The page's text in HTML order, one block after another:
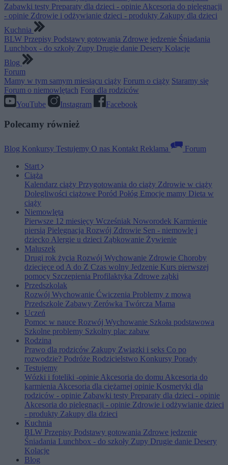
Zabawki testy Preparaty dla dzieci - opinie Akcesoria do pielęgnacji
- opinie Zdrowie i odżywianie dzieci - produkty Zakupy dla dzieci
Kuchnia
BLW Przepisy Podstawy gotowania Zdrowe jedzenie Śniadania
Lunchbox - do szkoły Zupy Drugie danie Desery Kolacje
Blog
Forum
Mamy w tym samym miesiącu ciąży Forum o ciąży Staramy się
Forum o niemowlętach Fora dla rodziców
YouTube
Instagram Facebook
Polecamy również
Blog Konkursy Testujemy O nas Kontakt Reklama
Forum
Start
Ciąża
Kalendarz ciąży Przygotowania do ciąży Zdrowie w ciąży
Dolegliwości ciążowe Poród Połóg Emocje mamy Dieta w
ciąży
Niemowlęta
Pierwsze 12 miesięcy Wcześniak Noworodek Karmienie
piersią Pielęgnacja Rozwój Zdrowie Sen - niemowlę i
dziecko Alergie u dzieci Ząbkowanie Żywienie
Maluszek
Drugi rok życia Rozwój Wychowanie Zdrowie Choroby
dziecięce od A do Z Czas wolny Jedzenie Kurs pierwszej
pomocy Szczepienia Profilaktyka Zdrowe ząbki
Przedszkolak
Rozwój Wychowanie Ćwiczenia Problemy z mową
Przedszkole Zabawy Zerówka Twórcza Mama
Uczeń
Pomoc w nauce Rozwój Wychowanie Szkoła podstawowa
Szkolne problemy Szkolny plac zabaw
Rodzina
Prawo dla rodziców Zakupy Związki i seks Co po
rozwodzie? Podróże Rodzicielstwo Konkursy Porady
Testujemy
Wózki i foteliki -opinieAkcesoria do domu Akcesoria do
karmieniaAkcesoria dla ciężarnej opinie Kosmetyki dla
rodziców - opinie Zabawki testy Preparaty dla dzieci - opinie
Akcesoria do pielęgnacji - opinie Zdrowie i odżywianie dzieci
- produkty Zakupy dla dzieci
Kuchnia
BLW Przepisy Podstawy gotowania Zdrowe jedzenie
Śniadania Lunchbox - do szkoły Zupy Drugie danie Desery
Kolacje
Blog